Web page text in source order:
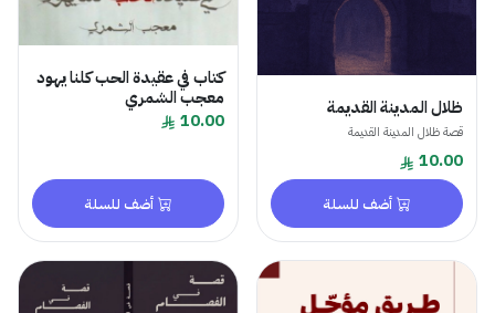
ظلال المدينة القديمة
قصة ظلال المدينة القديمة
10.00
أضف للسلة
كتاب في عقيدة الحب كلنا يهود
معجب الشمري
10.00
أضف للسلة